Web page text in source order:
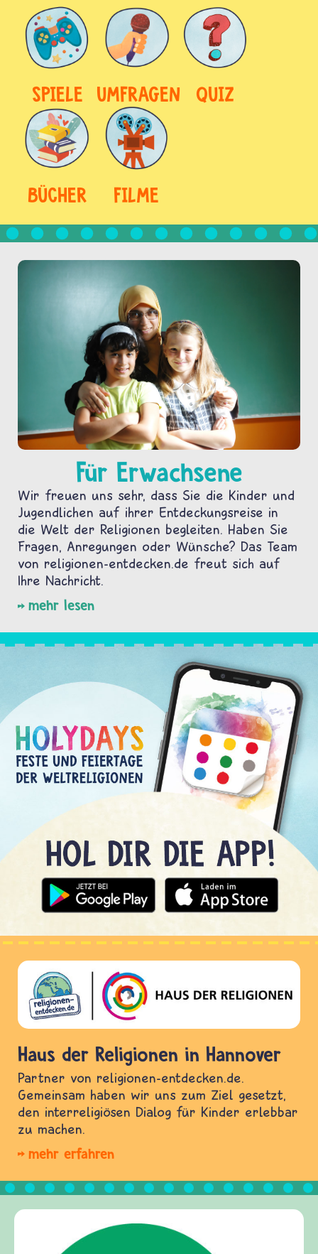
SPIELE UMFRAGEN QUIZ
BÜCHER FILME
Für Erwachsene
Wir freuen uns sehr, dass Sie die Kinder und
Jugendlichen auf ihrer Entdeckungsreise in
die Welt der Religionen begleiten. Haben Sie
Fragen, Anregungen oder Wünsche? Das Team
von religionen-entdecken.de freut sich auf
Ihre Nachricht.
mehr lesen
Haus der Religionen in Hannover
Partner von religionen-entdecken.de.
Gemeinsam haben wir uns zum Ziel gesetzt,
den interreligiösen Dialog für Kinder erlebbar
zu machen.
mehr erfahren